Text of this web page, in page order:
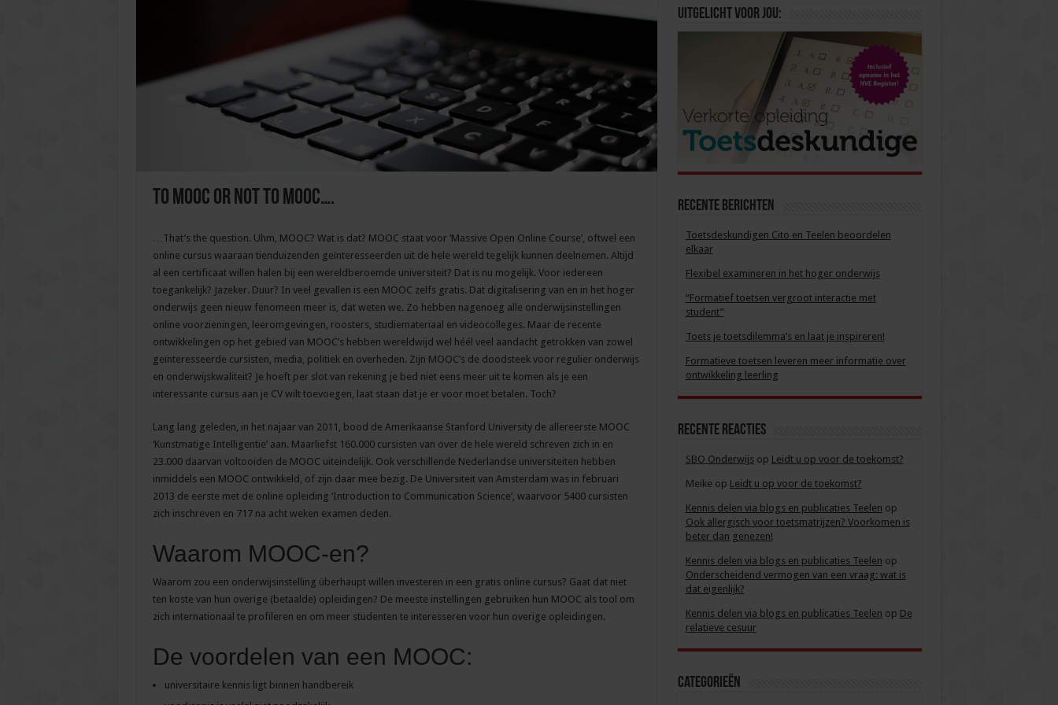
To MOOC or not to MOOC….
…That’s the question. Uhm, MOOC? Wat is dat? MOOC staat voor ‘Massive Open Online Course’, oftwel een
online cursus waaraan tienduizenden geïnteresseerden uit de hele wereld tegelijk kunnen deelnemen. Altijd
al een certificaat willen halen bij een wereldberoemde universiteit? Dat is nu mogelijk. Voor iedereen
toegankelijk? Jazeker. Duur? In veel gevallen is een MOOC zelfs gratis. Dat digitalisering van en in het hoger
onderwijs geen nieuw fenomeen meer is, dat weten we. Zo hebben nagenoeg alle onderwijsinstellingen
online voorzieningen, leeromgevingen, roosters, studiemateriaal en videocolleges. Maar de recente
ontwikkelingen op het gebied van MOOC’s hebben wereldwijd wel héél veel aandacht getrokken van zowel
geïnteresseerde cursisten, media, politiek en overheden. Zijn MOOC’s de doodsteek voor regulier onderwijs
en onderwijskwaliteit? Je hoeft per slot van rekening je bed niet eens meer uit te komen als je een
interessante cursus aan je CV wilt toevoegen, laat staan dat je er voor moet betalen. Toch?
Lang lang geleden, in het najaar van 2011, bood de Amerikaanse Stanford University de allereerste MOOC
‘Kunstmatige Intelligentie’ aan. Maarliefst 160.000 cursisten van over de hele wereld schreven zich in en
23.000 daarvan voltooiden de MOOC uiteindelijk. Ook verschillende Nederlandse universiteiten hebben
inmiddels een MOOC ontwikkeld, of zijn daar mee bezig. De Universiteit van Amsterdam was in februari
2013 de eerste met de online opleiding ‘Introduction to Communication Science’, waarvoor 5400 cursisten
zich inschreven en 717 na acht weken examen deden.
Waarom MOOC-en?
Waarom zou een onderwijsinstelling überhaupt willen investeren in een gratis online cursus? Gaat dat niet
ten koste van hun overige (betaalde) opleidingen? De meeste instellingen gebruiken hun MOOC als tool om
zich internationaal te profileren en om meer studenten te interesseren voor hun overige opleidingen.
De voordelen van een MOOC:
universitaire kennis ligt binnen handbereik
Uitgelicht voor jou:
Recente berichten
Toetsdeskundigen Cito en Teelen beoordelen
elkaar
Flexibel examineren in het hoger onderwijs
“Formatief toetsen vergroot interactie met
student”
Toets je toetsdilemma’s en laat je inspireren!
Formatieve toetsen leveren meer informatie over
ontwikkeling leerling
Recente reacties
SBO Onderwijs op Leidt u op voor de toekomst?
Meike op Leidt u op voor de toekomst?
Kennis delen via blogs en publicaties Teelen op
Ook allergisch voor toetsmatrijzen? Voorkomen is
beter dan genezen!
Kennis delen via blogs en publicaties Teelen op
Onderscheidend vermogen van een vraag: wat is
dat eigenlijk?
Kennis delen via blogs en publicaties Teelen op De
relatieve cesuur
Categorieën